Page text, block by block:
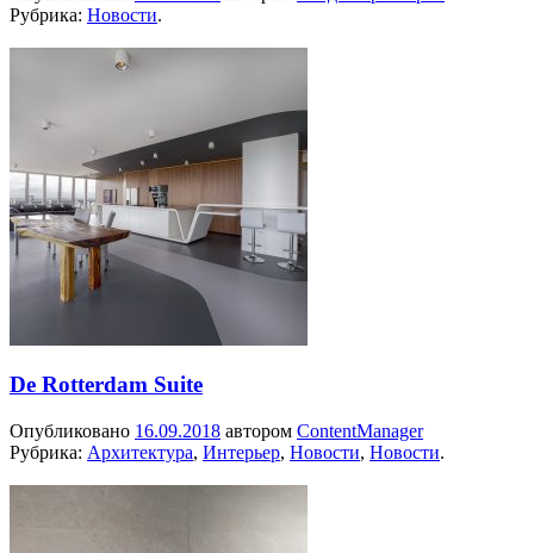
Рубрика: Новости.
De Rotterdam Suite
Опубликовано 16.09.2018 автором ContentManager
Рубрика: Архитектура, Интерьер, Новости, Новости.